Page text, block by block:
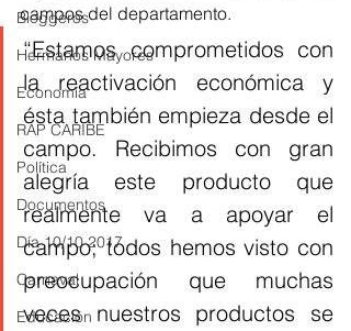
Bloggeros
Hermanos Mayores
Economía
RAP CARIBE
Política
Documentos
Día 10/10 2017
Carnaval
Educación
campos del departamento.
“Estamos comprometidos con
la reactivación económica y
ésta también empieza desde el
campo. Recibimos con gran
alegría este producto que
realmente va a apoyar el
campo; todos hemos visto con
preocupación que muchas
veces nuestros productos se